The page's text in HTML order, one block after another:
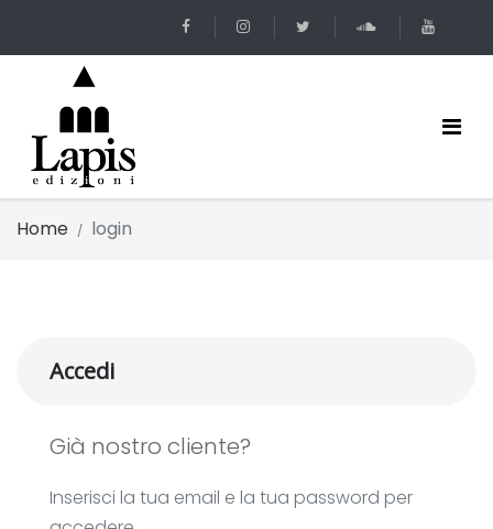
Home login
Accedi
Già nostro cliente?
Inserisci la tua email e la tua password per